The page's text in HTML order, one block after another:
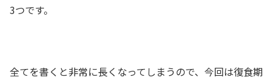
3つです。
全てを書くと非常に長くなってしまうので、今回は復食期